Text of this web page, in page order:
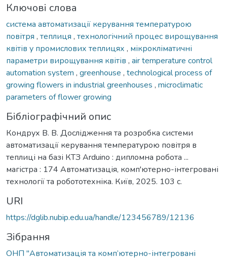
Ключові слова
система автоматизації керування температурою
повітря , теплиця , технологічний процес вирощування
квітів у промислових теплицях , мікрокліматичні
параметри вирощування квітів , air temperature control
automation system , greenhouse , technological process of
growing flowers in industrial greenhouses , microclimatic
parameters of flower growing
Бібліографічний опис
Кондрух В. В. Дослідження та розробка системи
автоматизації керування температурою повітря в
теплиці на базі КТЗ Arduino : дипломна робота ...
магістра : 174 Автоматизація, комп'ютерно-інтегровані
технології та робототехніка. Київ, 2025. 103 с.
URI
https://dglib.nubip.edu.ua/handle/123456789/12136
Зібрання
ОНП "Автоматизація та комп’ютерно-інтегровані